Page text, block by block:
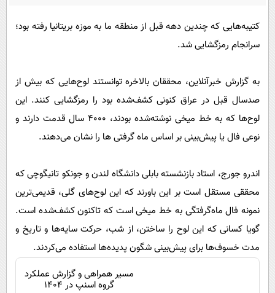
سیاست
حوادث
محیط زیست
بین الملل
اجتماعی
حیات وحش
سیاست خارجی
داستان کوتاه
کتیبه‌هایی که چندین دهه قبل از منطقه ما به موزه بریتانیا رفته بود؛
سرانجام رمزگشایی شد.
به گزارش خبرآنلاین، محققان بالاخره توانستند لوح‌هایی که بیش از
صدسال قبل در عراق کنونی کشف‌شده بود را رمزگشایی کنند. این
لوح‌ها که به خط میخی نوشته‌شده بودند، ۴۰۰۰ سال قدمت دارند و
نوعی فال یا پیش‌بینی بر اساس ماه گرفتی ها را نشان می‌دهند.
اندرو جورج، استاد بازنشسته بابلی دانشگاه لندن و جونکو تانیگوچی که
محققی مستقل است بر این باورند که این لوح‌های گلی، قدیمی‌ترین
نمونه فال ماه‌گرفتگی به خط میخی است که تاکنون کشف‌شده است.
گویا کسانی که این لوح را ساختن، از شب، حرکت سایه‌ها و تاریخ و
مدت خسوف‌ها برای پیش‌بینی شگون پدیده‌ها استفاده می‌کردند.
مسیر همراهی و گزارش عملکرد
گروه اسنپ در ۱۴۰۴